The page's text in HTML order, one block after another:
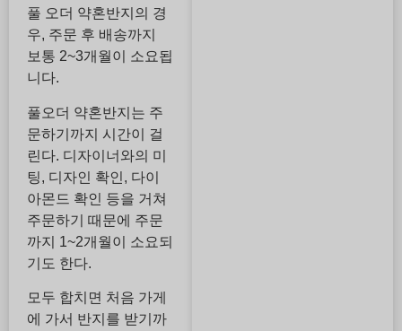
풀 오더 약혼반지의 경
우, 주문 후 배송까지
보통 2~3개월이 소요됩
니다.
풀오더 약혼반지는 주
문하기까지 시간이 걸
린다. 디자이너와의 미
팅, 디자인 확인, 다이
아몬드 확인 등을 거쳐
주문하기 때문에 주문
까지 1~2개월이 소요되
기도 한다.
모두 합치면 처음 가게
에 가서 반지를 받기까